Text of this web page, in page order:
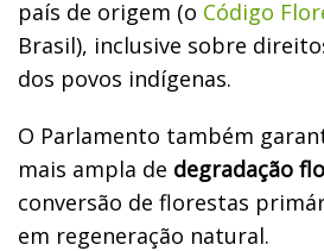
país de origem (o Código
Brasil), inclusive sobre
dos povos indígenas.
O Parlamento também
mais ampla de degradação
conversão de florestas
em regeneração natural.